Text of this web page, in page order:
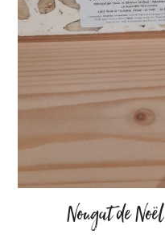
Nougat de